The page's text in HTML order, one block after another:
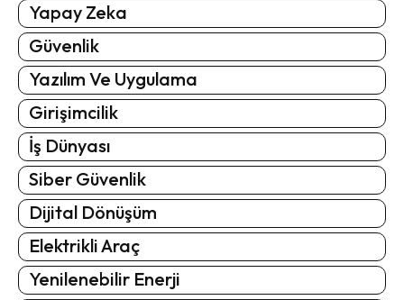
Yapay Zeka
Güvenlik
Yazılım Ve Uygulama
Girişimcilik
İş Dünyası
Siber Güvenlik
Dijital Dönüşüm
Elektrikli Araç
Yenilenebilir Enerji